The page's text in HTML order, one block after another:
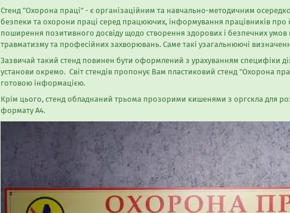
Стенд "Охорона праці" - є організаційним та навчально-методичним
безпеки та охорони праці серед працюючих, інформування працівників про
поширення позитивного досвіду щодо створення здорових і безпечних
травматизму та професійних захворювань. Саме такі узагальнюючі
Зазвичай такий стенд повинен бути оформлений з урахуванням специфіки
установи окремо. Світ стендів пропонує Вам пластиковий стенд "Охорона
готовою інформацією.
Крім цього, стенд обладнаний трьома прозорими кишенями з оргскла для
формату А4.